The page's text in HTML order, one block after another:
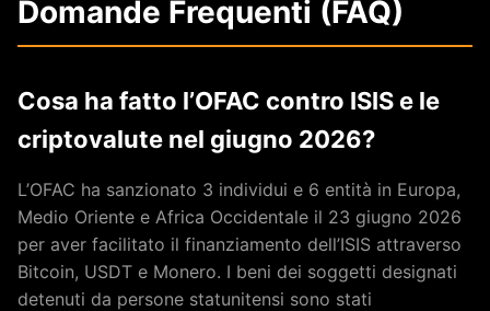
Domande Frequenti (FAQ)
Cosa ha fatto l’OFAC contro ISIS e le
criptovalute nel giugno 2026?
L’OFAC ha sanzionato 3 individui e 6 entità in Europa,
Medio Oriente e Africa Occidentale il 23 giugno 2026
per aver facilitato il finanziamento dell’ISIS attraverso
Bitcoin, USDT e Monero. I beni dei soggetti designati
detenuti da persone statunitensi sono stati